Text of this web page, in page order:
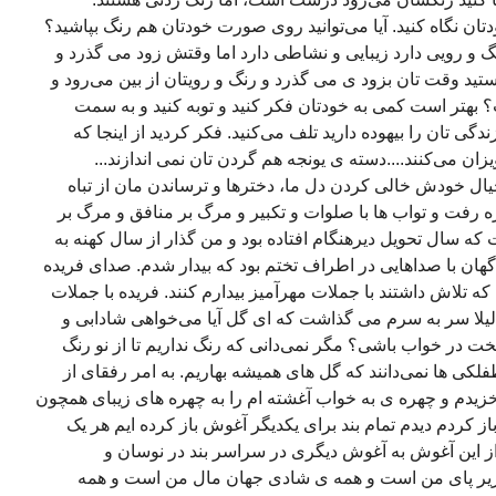
نگاه کنید. آیا می‌توانید روی صورت خودتان هم رنگ بپاشید؟
رویی دارد زیبایی و نشاطی دارد اما وقتش زود می گذرد و
وقت تان بزود ی می گذرد و رنگ و رویتان از بین می‌رود و
است کمی به خودتان فکر کنید و توبه کنید و به سمت
تان را بیهوده دارید تلف می‌کنید. فکر کردید از اینجا که
می‌کنند....دسته ی یونجه هم گردن تان نمی اندازند...
خودش خالی کردن دل ما، دخترها و ترساندن مان از تباه
رفت و تواب ها با صلوات و تکبیر و مرگ بر منافق و مرگ بر
تحویل دیرهنگام افتاده بود و من گذار از سال کهنه به
با صداهایی در اطراف تختم بود که بیدار شدم. صدای فریده
تلاش داشتند با جملات مهرآمیز بیدارم کنند. فریده با جملات
سر به سرم می گذاشت که ای گل آیا می‌خواهی شادابی و
در خواب باشی؟ مگر نمی‌دانی که رنگ نداریم تا از نو رنگ
ها نمی‌دانند که گل های همیشه بهاریم. به امر رفقای از
و چهره ی به خواب آغشته ام را به چهره های زیبای همچون
دیدم تمام بند برای یکدیگر آغوش باز کرده ایم هر یک
این آغوش به آغوش دیگری در سراسر بند در نوسان و
پای من است و همه ی شادی جهان مال من است و همه